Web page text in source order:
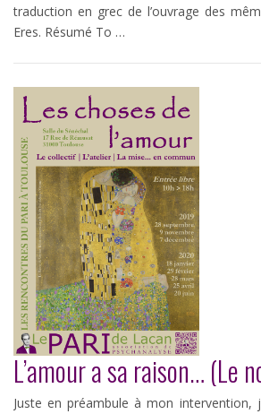
traduction en grec de l’ouvrage des
Eres. Résumé Το …
L’amour a sa raison… (Le
Juste en préambule à mon intervention,